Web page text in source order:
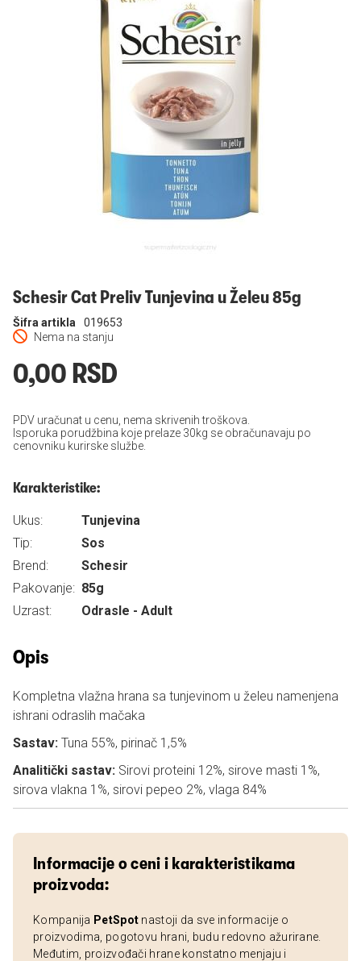
Schesir Cat Preliv Tunjevina u Želeu 85g
Nema na stanju
Šifra artikla 019653
0,00 RSD
PDV uračunat u cenu, nema skrivenih troškova.
Isporuka porudžbina koje prelaze 30kg se obračunavaju po
cenovniku kurirske službe.
Karakteristike:
Ukus:
Tunjevina
Tip:
Sos
Brend:
Schesir
Pakovanje: 85g
Uzrast:
Odrasle - Adult
Opis
Kompletna vlažna hrana sa tunjevinom u želeu namenjena
ishrani odraslih mačaka
Sastav: Tuna 55%, pirinač 1,5%
Analitički sastav: Sirovi proteini 12%, sirove masti 1%,
sirova vlakna 1%, sirovi pepeo 2%, vlaga 84%
Informacije o ceni i karakteristikama
proizvoda:
Kompanija PetSpot nastoji da sve informacije o
proizvodima, pogotovu hrani, budu redovno ažurirane.
Međutim, proizvođači hrane konstatno menjaju i